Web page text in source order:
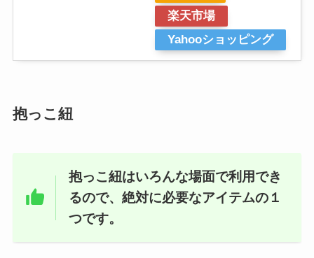
楽天市場
Yahooショッピング
抱っこ紐
抱っこ紐はいろんな場面で利用でき
るので、絶対に必要なアイテムの１
つです。